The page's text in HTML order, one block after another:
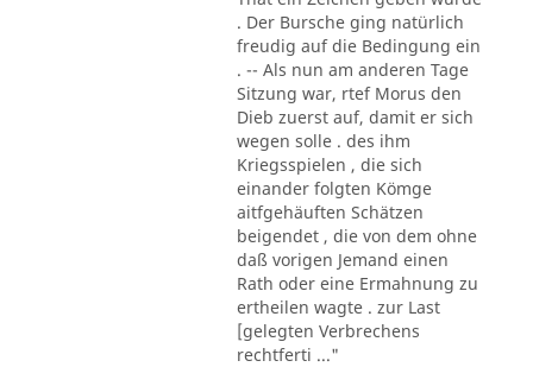
. Der Bursche ging natürlich
freudig auf die Bedingung ein
. -- Als nun am anderen Tage
Sitzung war, rtef Morus den
Dieb zuerst auf, damit er sich
wegen solle . des ihm
Kriegsspielen , die sich
einander folgten Kömge
aitfgehäuften Schätzen
beigendet , die von dem ohne
daß vorigen Jemand einen
Rath oder eine Ermahnung zu
ertheilen wagte . zur Last
[gelegten Verbrechens
rechtferti ..."